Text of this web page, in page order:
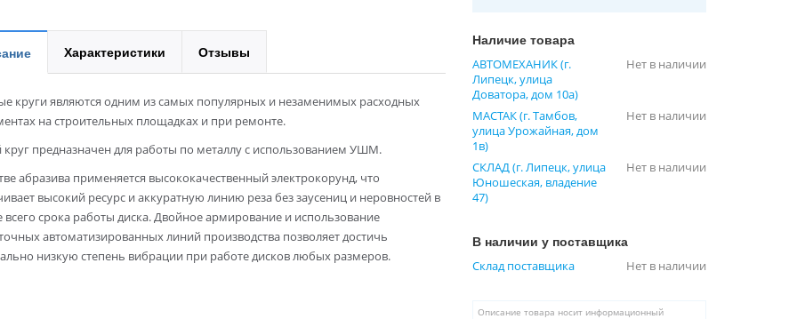
Характеристики Отзывы
круги являются одним из самых популярных и незаменимых расходных
на строительных площадках и при ремонте.
предназначен для работы по металлу с использованием УШМ.
абразива применяется высококачественный электрокорунд, что
высокий ресурс и аккуратную линию реза без заусениц и неровностей в
всего срока работы диска. Двойное армирование и использование
автоматизированных линий производства позволяет достичь
низкую степень вибрации при работе дисков любых размеров.
Наличие товара
АВТОМЕХАНИК (г.
Липецк, улица
Доватора, дом 10а)
Нет в наличии
МАСТАК (г. Тамбов,
улица Урожайная, дом
1в)
Нет в наличии
СКЛАД (г. Липецк, улица
Юношеская, владение
47)
Нет в наличии
В наличии у поставщика
Склад поставщика Нет в наличии
Описание товара носит информационный